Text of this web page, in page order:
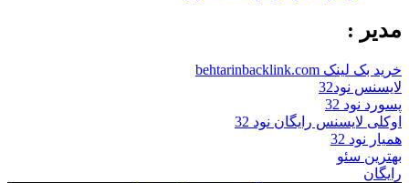
مدیر :
خرید بک لینک behtarinbacklink.com
لایسنس نود32
پسورد نود 32
اوکلی لایسنس رایگان نود 32
همیار نود 32
بهترین سئو
رایگان